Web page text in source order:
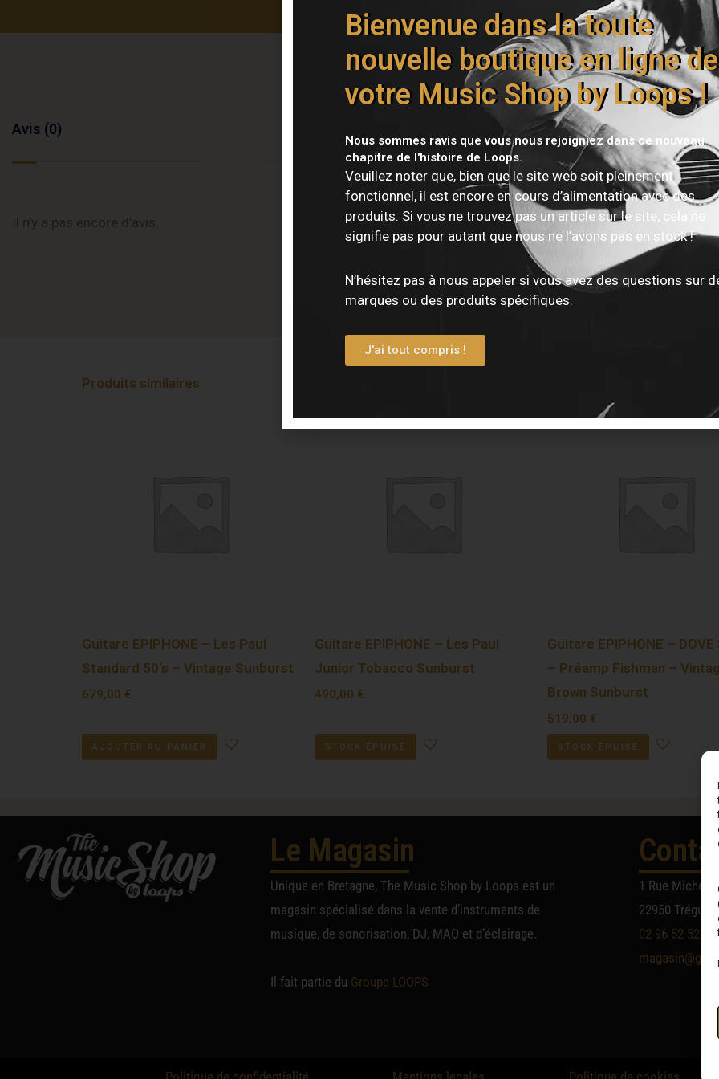
Livraison offerte dès 150€
Avis (0)
Vous devez êtreconnectépour publier un avis.
Produits similaires
Guitare EPIPHONE – Les Paul
Standard 50’s – Vintage Sunburst
679,00 €
AJOUTER AU PANIER
Guitare EPIPHONE – Les Paul
Junior Tobacco Sunburst
490,00 €
STOCK ÉPUISÉ
Guitare EPIPHONE –
– Préamp Fishman –
Brown Sunburst
519,00 €
STOCK ÉPUISÉ
Le Magasin
Unique en Bretagne, The Music Shop by Loops est un
magasin spécialisé dans la vente d’instruments de
musique, de sonorisation, DJ, MAO et d’éclairage.
Il fait partie du Groupe LOOPS
1 Rue Michel
22950
02 96 52 52 52
Bienvenue dans la toute
nouvelle boutique en ligne de
votre Music Shop by Loops !
Nous sommes ravis que vous nous rejoigniez dans ce nouveau
chapitre de l'histoire de Loops.
Veuillez noter que, bien que le site web soit pleinement
fonctionnel, il est encore en cours d’alimentation avec des
produits. Si vous ne trouvez pas un article sur le site, cela ne
signifie pas pour autant que nous ne l’avons pas en stock !
N’hésitez pas à nous appeler si vous avez des questions sur
marques ou des produits spécifiques.
J'ai tout compris !